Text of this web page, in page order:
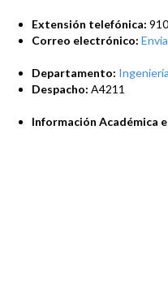
Extensión telefónica:
Correo electrónico:
Departamento:
Despacho: A4211
Información Académica